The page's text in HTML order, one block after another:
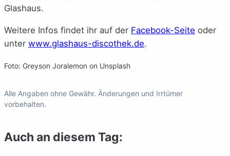
Glashaus.
Weitere Infos findet ihr auf der Facebook-Seite oder
unter www.glashaus-discothek.de.
Foto: Greyson Joralemon on Unsplash
Alle Angaben ohne Gewähr. Änderungen und Irrtümer
vorbehalten.
Auch an diesem Tag: